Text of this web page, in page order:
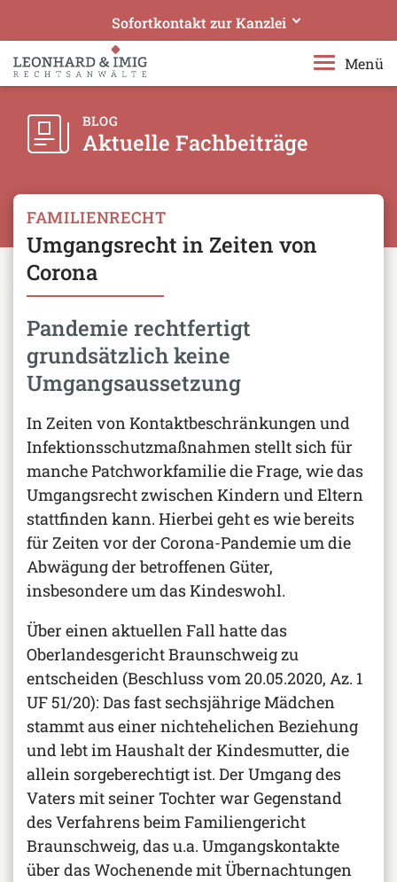
Sofortkontakt zur Kanzlei
Leonhard & Imig Rechtsanwälte
Ihre Experten in Bergisch Gladbach
Rufen Sie uns an!
+49 2204 97610
Telefonisches Beratungsangebot erweitert:
Datensichere Videotelefonie geschaltet
Menü
BLOG
Aktuelle Fachbeiträge
FAMILIENRECHT
Umgangsrecht in Zeiten von
Corona
Pandemie rechtfertigt
grundsätzlich keine
Umgangsaussetzung
In Zeiten von Kontaktbeschränkungen und
Infektionsschutzmaßnahmen stellt sich für
manche Patchworkfamilie die Frage, wie das
Umgangsrecht zwischen Kindern und Eltern
stattfinden kann. Hierbei geht es wie bereits
für Zeiten vor der Corona-Pandemie um die
Abwägung der betroffenen Güter,
insbesondere um das Kindeswohl.
Über einen aktuellen Fall hatte das
Oberlandesgericht Braunschweig zu
entscheiden (Beschluss vom 20.05.2020, Az. 1
UF 51/20): Das fast sechsjährige Mädchen
stammt aus einer nichtehelichen Beziehung
und lebt im Haushalt der Kindesmutter, die
allein sorgeberechtigt ist. Der Umgang des
Vaters mit seiner Tochter war Gegenstand
des Verfahrens beim Familiengericht
Braunschweig, das u.a. Umgangskontakte
über das Wochenende mit Übernachtungen